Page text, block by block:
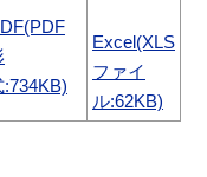
:734KB)
Excel(XLS
ファイ
ル:62KB)